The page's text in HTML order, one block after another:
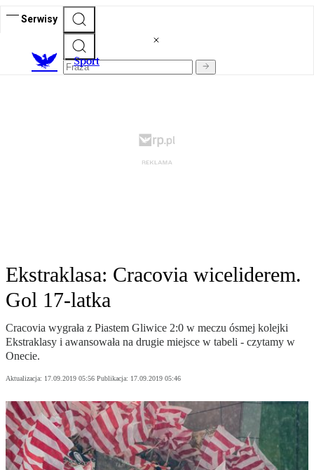
Serwisy
Sport
Ekstraklasa: Cracovia wiceliderem.
Gol 17-latka
Cracovia wygrała z Piastem Gliwice 2:0 w meczu ósmej kolejki
Ekstraklasy i awansowała na drugie miejsce w tabeli - czytamy w
Onecie.
Aktualizacja: 17.09.2019 05:56 Publikacja: 17.09.2019 05:46